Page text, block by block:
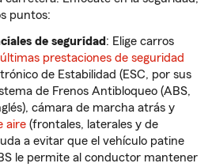
puntos:
de seguridad : Elige carros
últimas prestaciones de seguridad
de Estabilidad (ESC, por sus
de Frenos Antibloqueo (ABS,
cámara de marcha atrás y
aire (frontales, laterales y de
a evitar que el vehículo patine
le permite al conductor mantener